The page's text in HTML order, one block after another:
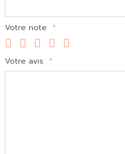
Votre note *
Votre avis *